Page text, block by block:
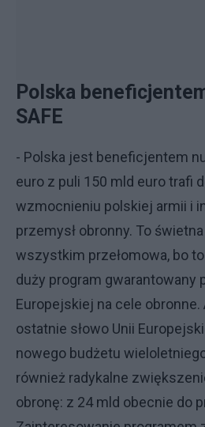
Polska
SAFE
- Polska jest beneficjentem
euro z puli 150 mld euro trafi
wzmocnieniu polskiej armii i
przemysł obronny. To
wszystkim przełomowa, bo
duży program gwarantowany
Europejskiej na cele
ostatnie słowo Unii
nowego budżetu
również radykalne
obronę: z 24 mld obecnie do